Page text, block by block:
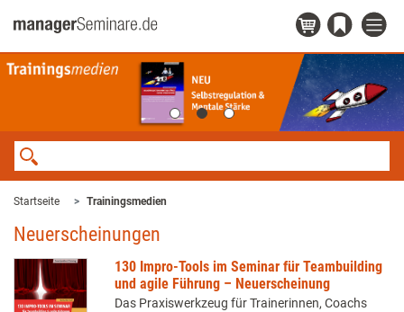
Startseite Trainingsmedien
Neuerscheinungen
130 Impro-Tools im Seminar für Teambuilding
und agile Führung – Neuerscheinung
Das Praxiswerkzeug für Trainerinnen, Coachs